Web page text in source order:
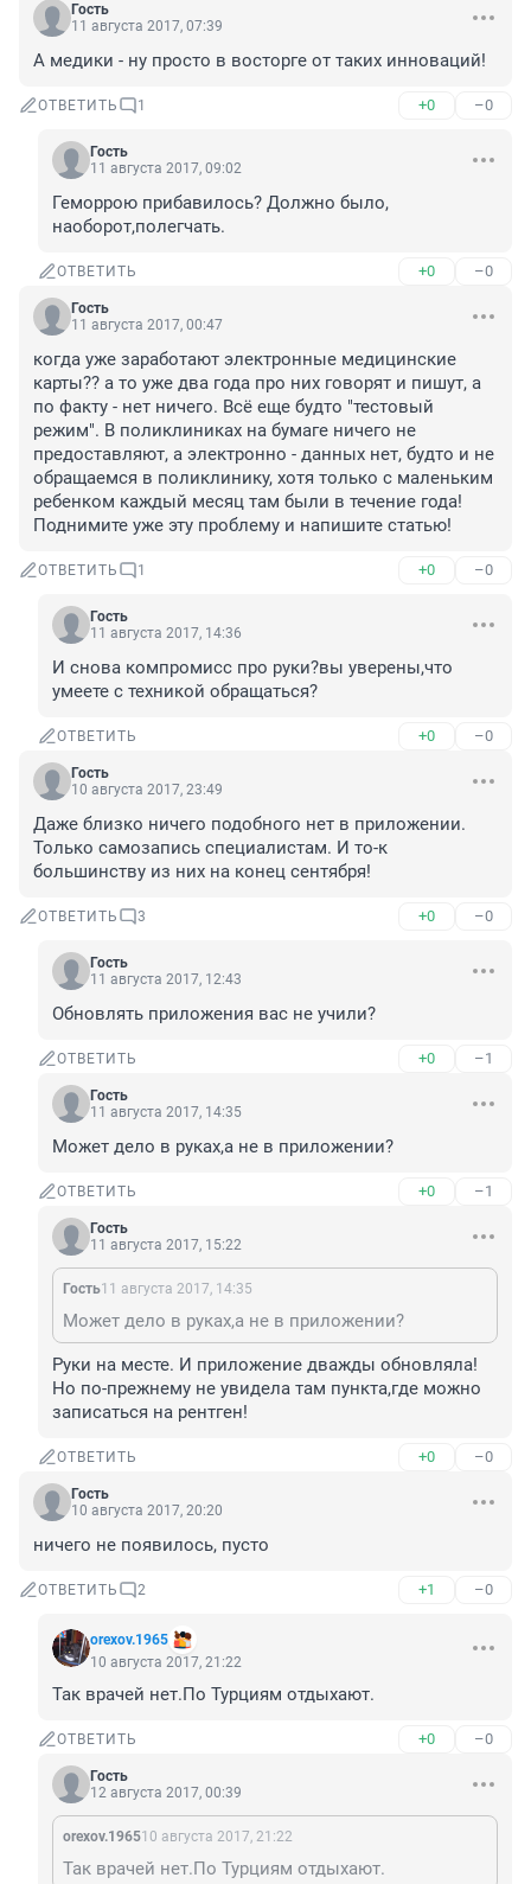
Гость
11 августа 2017, 07:39
А медики - ну просто в восторге от таких инноваций!
ОТВЕТИТЬ 1 +0 –0
Гость
11 августа 2017, 09:02
Геморрою прибавилось? Должно было,
наоборот,полегчать.
ОТВЕТИТЬ +0 –0
Гость
11 августа 2017, 00:47
когда уже заработают электронные медицинские
карты?? а то уже два года про них говорят и пишут, а
по факту - нет ничего. Всё еще будто "тестовый
режим". В поликлиниках на бумаге ничего не
предоставляют, а электронно - данных нет, будто и не
обращаемся в поликлинику, хотя только с маленьким
ребенком каждый месяц там были в течение года!
Поднимите уже эту проблему и напишите статью!
ОТВЕТИТЬ 1 +0 –0
Гость
11 августа 2017, 14:36
И снова компромисс про руки?вы уверены,что
умеете с техникой обращаться?
ОТВЕТИТЬ +0 –0
Гость
10 августа 2017, 23:49
Даже близко ничего подобного нет в приложении.
Только самозапись специалистам. И то-к
большинству из них на конец сентября!
ОТВЕТИТЬ 3 +0 –0
Гость
11 августа 2017, 12:43
Обновлять приложения вас не учили?
ОТВЕТИТЬ +0 –1
Гость
11 августа 2017, 14:35
Может дело в руках,а не в приложении?
ОТВЕТИТЬ +0 –1
Гость
11 августа 2017, 15:22
Гость11 августа 2017, 14:35
Может дело в руках,а не в приложении?
Руки на месте. И приложение дважды обновляла!
Но по-прежнему не увидела там пункта,где можно
записаться на рентген!
ОТВЕТИТЬ +0 –0
Гость
10 августа 2017, 20:20
ничего не появилось, пусто
ОТВЕТИТЬ 2 +1 –0
orexov.1965
10 августа 2017, 21:22
Так врачей нет.По Турциям отдыхают.
ОТВЕТИТЬ +0 –0
Гость
12 августа 2017, 00:39
orexov.196510 августа 2017, 21:22
Так врачей нет.По Турциям отдыхают.